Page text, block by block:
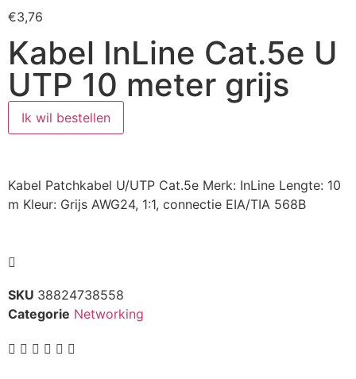
€3,76
Kabel InLine Cat.5e U
UTP 10 meter grijs
Ik wil bestellen
Kabel Patchkabel U/UTP Cat.5e Merk: InLine Lengte: 10
m Kleur: Grijs AWG24, 1:1, connectie EIA/TIA 568B
SKU 38824738558
Categorie Networking